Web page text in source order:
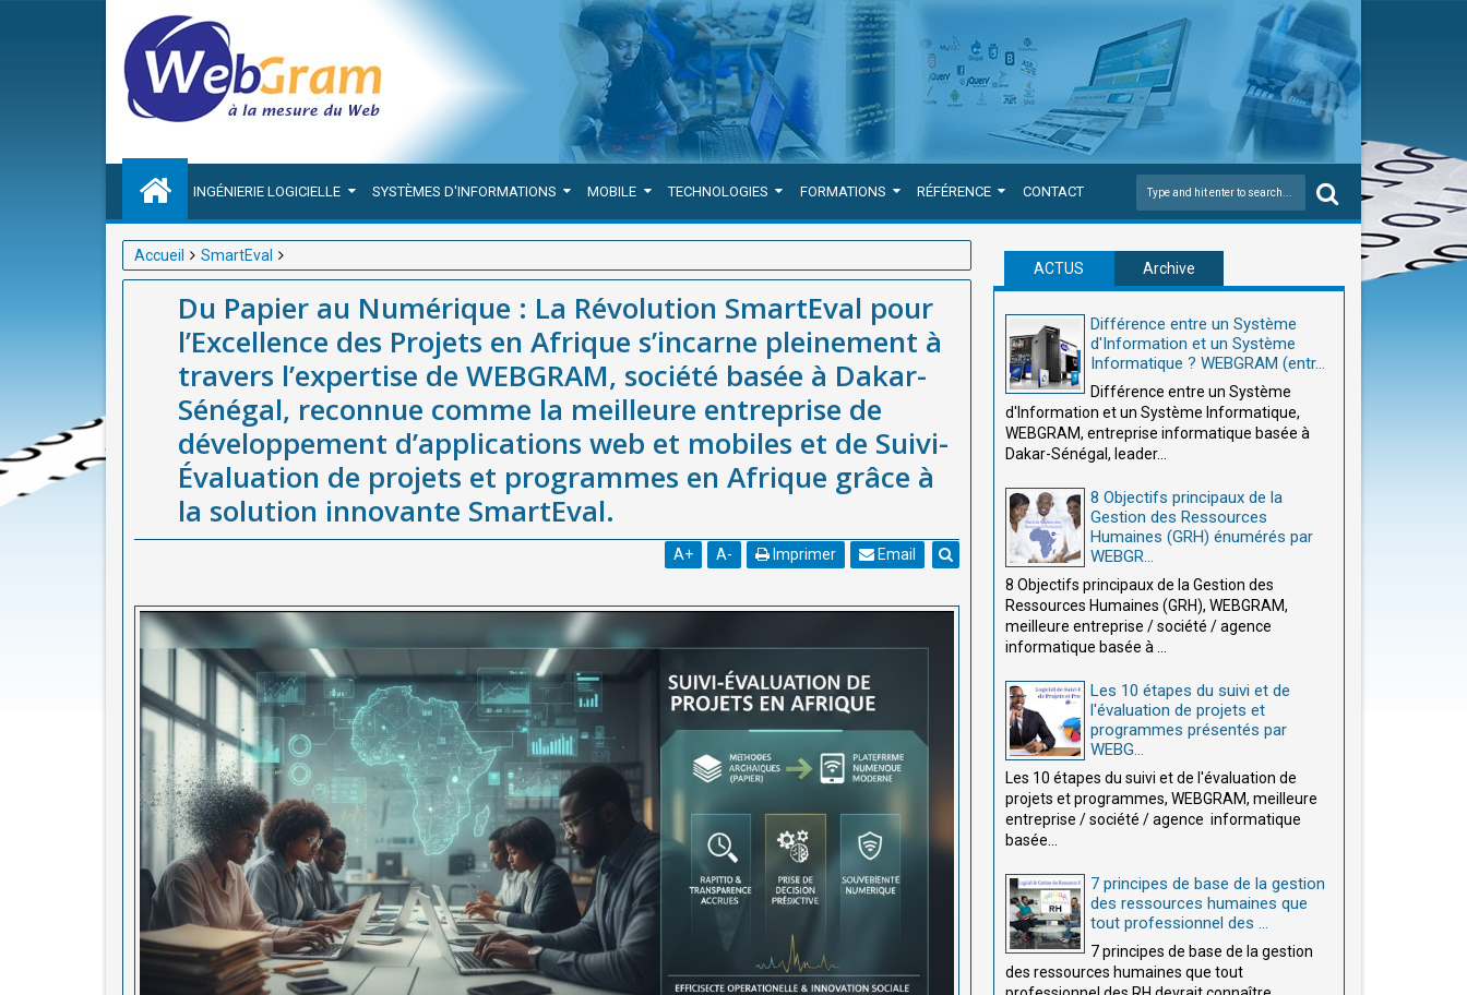
INGÉNIERIE LOGICIELLE SYSTÈMES D'INFORMATIONS MOBILE TECHNOLOGIES FORMATIONS RÉFÉRENCE CONTACT
Accueil
SmartEval
Du Papier au Numérique : La Révolution SmartEval pour l’Excellence des Projets en Afrique s’incarne pleinement à
travers l’expertise de WEBGRAM, société basée à Dakar-Sénégal, reconnue comme la meilleure entreprise de
développement d’applications web et mobiles et de Suivi-Évaluation de projets et programmes en Afrique grâce à la
solution innovante SmartEval.
Du Papier au Numérique : La Révolution SmartEval pour
l’Excellence des Projets en Afrique s’incarne pleinement à
travers l’expertise de WEBGRAM, société basée à Dakar-
Sénégal, reconnue comme la meilleure entreprise de
développement d’applications web et mobiles et de Suivi-
Évaluation de projets et programmes en Afrique grâce à
la solution innovante SmartEval.
A+ A- Imprimer Email
ACTUS Archive
Différence entre un Système
d'Information et un Système
Informatique ? WEBGRAM (entr...
Différence entre un Système
d'Information et un Système Informatique,
WEBGRAM, entreprise informatique basée à
Dakar-Sénégal, leader...
8 Objectifs principaux de la
Gestion des Ressources
Humaines (GRH) énumérés par
WEBGR...
8 Objectifs principaux de la Gestion des
Ressources Humaines (GRH), WEBGRAM,
meilleure entreprise / société / agence
informatique basée à ...
Les 10 étapes du suivi et de
l'évaluation de projets et
programmes présentés par
WEBG...
Les 10 étapes du suivi et de l'évaluation de
projets et programmes, WEBGRAM, meilleure
entreprise / société / agence informatique
basée...
7 principes de base de la gestion
des ressources humaines que
tout professionnel des ...
7 principes de base de la gestion
des ressources humaines que tout